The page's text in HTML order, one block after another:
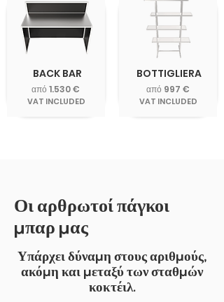
BACK BAR
από 1.530 €
VAT INCLUDED
BOTTIGLIERA
από 997 €
VAT INCLUDED
Οι αρθρωτοί πάγκοι
μπαρ μας
Υπάρχει δύναμη στους αριθμούς,
ακόμη και μεταξύ των σταθμών
κοκτέιλ.